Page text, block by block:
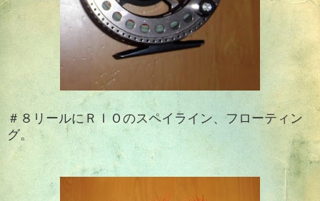
＃８リールにＲＩＯのスペイライン、フローティン
グ。